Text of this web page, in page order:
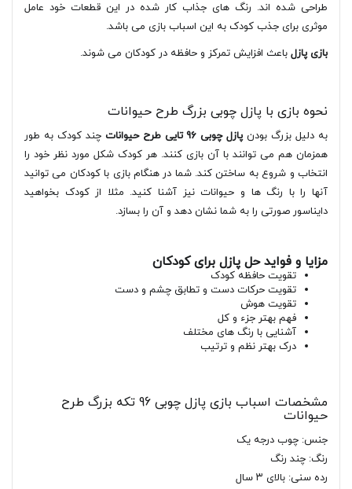
طراحی شده اند. رنگ های جذاب کار شده در این قطعات خود عامل
موثری برای جذب کودک به این اسباب بازی می باشد.
بازی پازل باعث افزایش تمرکز و حافظه در کودکان می شوند.
نحوه بازی با پازل چوبی بزرگ طرح حیوانات
به دلیل بزرگ بودنپازل چوبی 96 تایی طرح حیوانات
چند کودک به طور
همزمان هم می توانند با آن بازی کنند. هر کودک شکل مورد نظر خود را
انتخاب و شروع به ساختن کند. شما در هنگام بازی با کودکان می توانید
آنها را با رنگ ها و حیوانات نیز آشنا کنید. مثلا از کودک بخواهید
دایناسور صورتی را به شما نشان دهد و آن را بسازد.
مزایا و فواید حل پازل برای کودکان
تقویت حافظه کودک
تقویت حرکات دست و تطابق چشم و دست
تقویت هوش
فهم بهتر جزء و کل
آشنایی با رنگ های مختلف
درک بهتر نظم و ترتیب
مشخصات اسباب بازی پازل چوبی 96 تکه بزرگ طرح
حیوانات
جنس: چوب درجه یک
رنگ: چند رنگ
رده سنی: بالای ۳ سال